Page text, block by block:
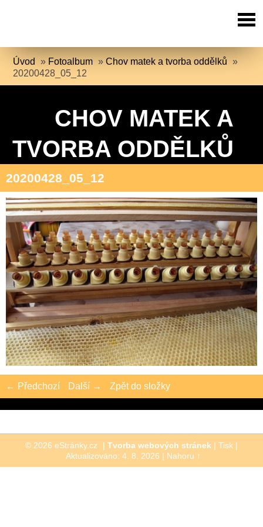
Úvod » Fotoalbum »Chov matek a tvorba oddělků »
20200428_05_12
CHOV MATEK A
TVORBA ODDĚLKŮ
20200428_05_12
← Předchozí Další → Zpět do složky
© 2026 eStránky.cz | Tvorba webových stránek | Tisk |
Aktualizováno: 4. 8. 2026 | Nahoru ↑